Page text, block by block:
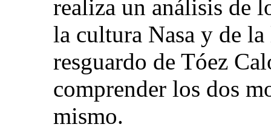
realiza un análisis de
la cultura Nasa y de
resguardo de Tóez
comprender los dos
mismo.